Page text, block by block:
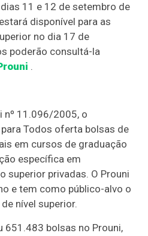
dias 11 e 12 de setembro de
disponível para as
no dia 17 de
poderão consultá-la
.
nº 11.096/2005, o
Todos oferta bolsas de
em cursos de graduação
específica em
superior privadas. O Prouni
e tem como público-alvo o
nível superior.
651.483 bolsas no Prouni,